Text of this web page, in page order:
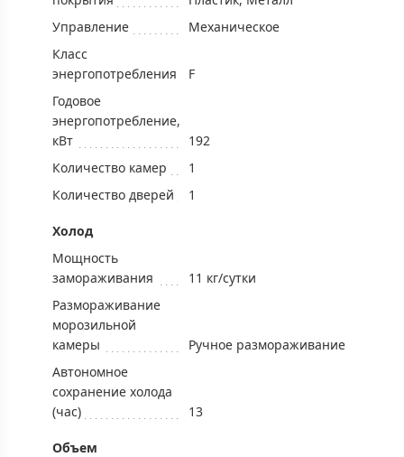
Управление
Механическое
Класс
энергопотребления
F
Годовое
энергопотребление,
кВт
192
Количество камер
1
Количество дверей
1
Холод
Мощность
замораживания
11 кг/cутки
Размораживание
морозильной
камеры
Ручное размораживание
Автономное
сохранение холода
(час)
13
Объем